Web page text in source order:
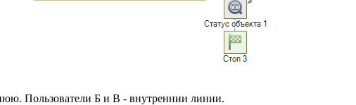
Пользователи Б и В - внутреннии линии.